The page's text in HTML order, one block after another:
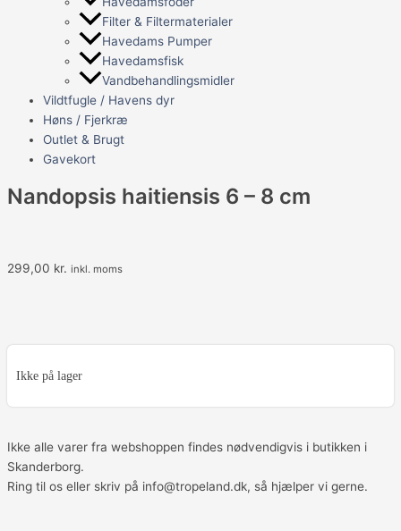
Filter & Filtermaterialer
Havedams Pumper
Havedamsfisk
Vandbehandlingsmidler
Vildtfugle / Havens dyr
Høns / Fjerkræ
Outlet & Brugt
Gavekort
Nandopsis haitiensis 6 – 8 cm
299,00 kr. inkl. moms
Ikke på lager
Ikke alle varer fra webshoppen findes nødvendigvis i butikken i
Skanderborg.
Ring til os eller skriv på info@tropeland.dk, så hjælper vi gerne.